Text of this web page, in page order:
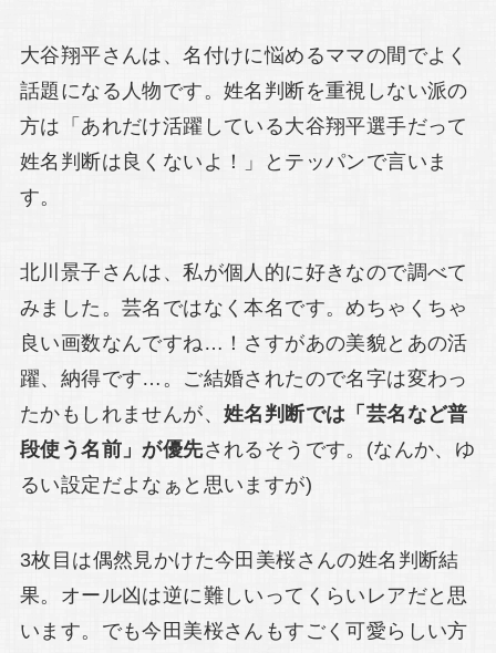
大谷翔平さんは、名付けに悩めるママの間でよく
話題になる人物です。姓名判断を重視しない派の
方は「あれだけ活躍している大谷翔平選手だって
姓名判断は良くないよ！」とテッパンで言いま
す。
北川景子さんは、私が個人的に好きなので調べて
みました。芸名ではなく本名です。めちゃくちゃ
良い画数なんですね…！さすがあの美貌とあの活
躍、納得です…。ご結婚されたので名字は変わっ
たかもしれませんが、 姓名判断では「芸名など普
段使う名前」が優先されるそうです。(なんか、ゆ
るい設定だよなぁと思いますが)
3枚目は偶然見かけた今田美桜さんの姓名判断結
果。オール凶は逆に難しいってくらいレアだと思
います。でも今田美桜さんもすごく可愛らしい方